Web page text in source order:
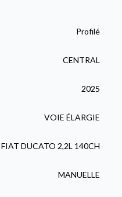
Profilé
CENTRAL
2025
VOIE ÉLARGIE
FIAT DUCATO 2,2L 140CH
MANUELLE